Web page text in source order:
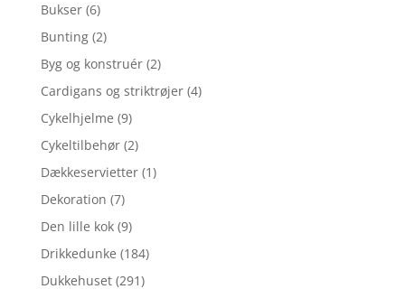
Bukser (6)
Bunting (2)
Byg og konstruér (2)
Cardigans og striktrøjer (4)
Cykelhjelme (9)
Cykeltilbehør (2)
Dækkeservietter (1)
Dekoration (7)
Den lille kok (9)
Drikkedunke (184)
Dukkehuset (291)